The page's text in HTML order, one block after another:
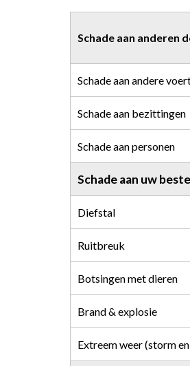
Schade aan anderen
Schade aan andere
Schade aan bezittingen
Schade aan personen
Schade aan uw
Diefstal
Ruitbreuk
Botsingen met dieren
Brand & explosie
Extreem weer (storm